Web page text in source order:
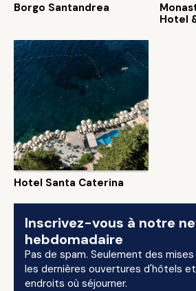
Borgo Santandrea
Hotel
Hotel Santa Caterina
Inscrivez-vous à notre
hebdomadaire
Pas de spam. Seulement des
les dernières ouvertures d'hôtels
endroits où séjourner.